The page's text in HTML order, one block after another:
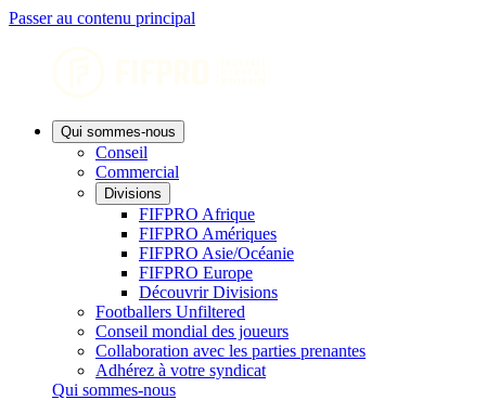
Passer au contenu principal
Qui sommes-nous
Conseil
Commercial
Divisions
FIFPRO Afrique
FIFPRO Amériques
FIFPRO Asie/Océanie
FIFPRO Europe
Découvrir Divisions
Footballers Unfiltered
Conseil mondial des joueurs
Collaboration avec les parties prenantes
Adhérez à votre syndicat
Qui sommes-nous